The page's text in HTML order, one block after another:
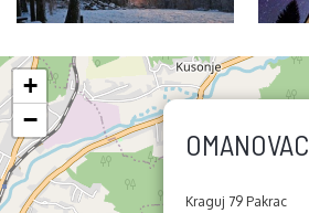
OMANOVAC
Kraguj 79 Pakrac
+
−